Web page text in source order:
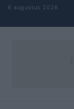
Naar inhoud springen
6 augustus 2026